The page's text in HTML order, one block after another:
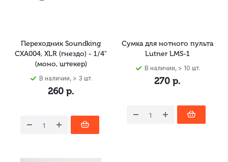
Переходник Soundking
CXA004, XLR (гнездо) - 1/4"
(моно, штекер)
В наличии, > 3 шт.
260 р.
Сумка для нотного пульта
Lutner LMS-1
В наличии, > 10 шт.
270 р.